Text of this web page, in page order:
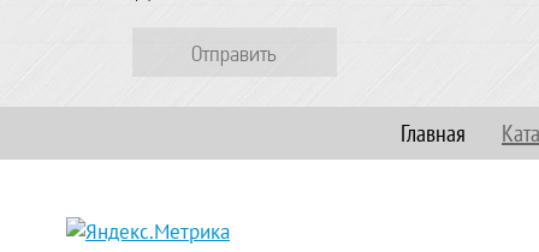
Отправить
Главная